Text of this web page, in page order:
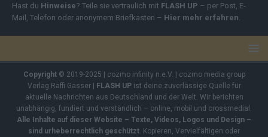
Hast du Hinweise? Teile sie vertraulich mit FLASH UP – per Post, E-
Mail, Telefon oder anonymem Briefkasten – Hier mehr erfahren
Copyright© 2019-2025 | cozmo infinity n.e.V. | cozmo media group
Verlag Raffi Gasser | FLASH UPist deine zuverlässige Quelle für
aktuelle Nachrichten aus Deutschland und der Welt. Wir berichten
unabhängig, fundiert und verständlich – online, mobil und crossmedial.
Alle Inhalte auf dieser Website – Texte, Videos, Logos und Design –
sind urheberrechtlich geschützt. Kopieren, Vervielfältigen oder